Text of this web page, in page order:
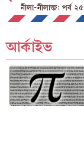
নীলা-নীলাব্জ: পর্ব ২৫
আর্কাইভ